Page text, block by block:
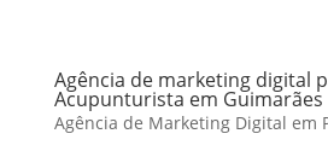
Agência de marketing digital
Acupunturista em Guimarães
Agência de Marketing Digital em